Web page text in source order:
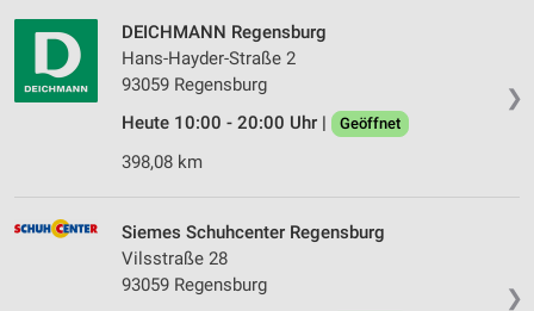
❯
DEICHMANN Regensburg
Hans-Hayder-Straße 2
93059 Regensburg
Heute 10:00 - 20:00 Uhr |
Geöffnet
398,08 km
❯
Siemes Schuhcenter Regensburg
Vilsstraße 28
93059 Regensburg